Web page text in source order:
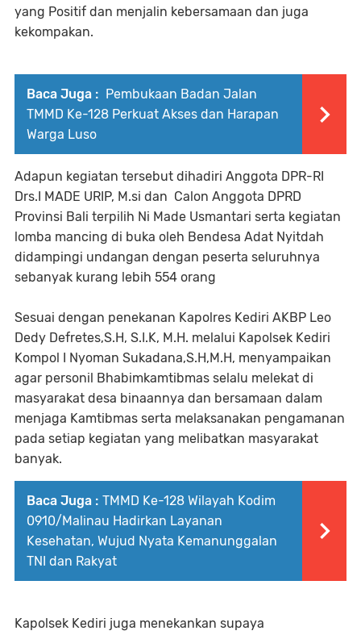
yang Positif dan menjalin kebersamaan dan juga
kekompakan.
Baca Juga : Pembukaan Badan Jalan
TMMD Ke-128 Perkuat Akses dan Harapan
Warga Luso
Adapun kegiatan tersebut dihadiri Anggota DPR-RI
Drs.I MADE URIP, M.si dan Calon Anggota DPRD
Provinsi Bali terpilih Ni Made Usmantari serta kegiatan
lomba mancing di buka oleh Bendesa Adat Nyitdah
didampingi undangan dengan peserta seluruhnya
sebanyak kurang lebih 554 orang
Sesuai dengan penekanan Kapolres Kediri AKBP Leo
Dedy Defretes,S.H, S.I.K, M.H. melalui Kapolsek Kediri
Kompol I Nyoman Sukadana,S.H,M.H, menyampaikan
agar personil Bhabimkamtibmas selalu melekat di
masyarakat desa binaannya dan bersamaan dalam
menjaga Kamtibmas serta melaksanakan pengamanan
pada setiap kegiatan yang melibatkan masyarakat
banyak.
Baca Juga : TMMD Ke-128 Wilayah Kodim
0910/Malinau Hadirkan Layanan
Kesehatan, Wujud Nyata Kemanunggalan
TNI dan Rakyat
Kapolsek Kediri juga menekankan supaya